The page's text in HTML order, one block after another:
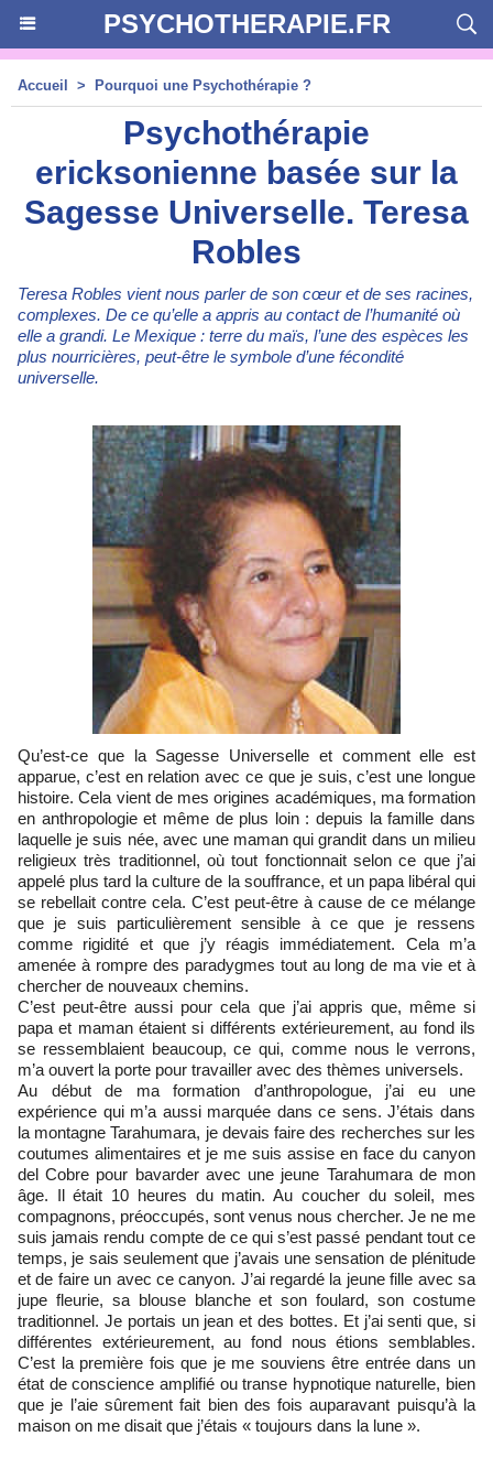
PSYCHOTHERAPIE.FR
Accueil > Pourquoi une Psychothérapie ?
Psychothérapie
ericksonienne basée sur la
Sagesse Universelle. Teresa
Robles
Teresa Robles vient nous parler de son cœur et de ses racines,
complexes. De ce qu’elle a appris au contact de l’humanité où
elle a grandi. Le Mexique : terre du maïs, l’une des espèces les
plus nourricières, peut-être le symbole d’une fécondité
universelle.
Qu’est-ce que la Sagesse Universelle et comment elle est
apparue, c’est en relation avec ce que je suis, c’est une longue
histoire. Cela vient de mes origines académiques, ma formation
en anthropologie et même de plus loin : depuis la famille dans
laquelle je suis née, avec une maman qui grandit dans un milieu
religieux très traditionnel, où tout fonctionnait selon ce que j’ai
appelé plus tard la culture de la souffrance, et un papa libéral qui
se rebellait contre cela. C’est peut-être à cause de ce mélange
que je suis particulièrement sensible à ce que je ressens
comme rigidité et que j’y réagis immédiatement. Cela m’a
amenée à rompre des paradygmes tout au long de ma vie et à
chercher de nouveaux chemins.
C’est peut-être aussi pour cela que j’ai appris que, même si
papa et maman étaient si différents extérieurement, au fond ils
se ressemblaient beaucoup, ce qui, comme nous le verrons,
m’a ouvert la porte pour travailler avec des thèmes universels.
Au début de ma formation d’anthropologue, j’ai eu une
expérience qui m’a aussi marquée dans ce sens. J’étais dans
la montagne Tarahumara, je devais faire des recherches sur les
coutumes alimentaires et je me suis assise en face du canyon
del Cobre pour bavarder avec une jeune Tarahumara de mon
âge. Il était 10 heures du matin. Au coucher du soleil, mes
compagnons, préoccupés, sont venus nous chercher. Je ne me
suis jamais rendu compte de ce qui s’est passé pendant tout ce
temps, je sais seulement que j’avais une sensation de plénitude
et de faire un avec ce canyon. J’ai regardé la jeune fille avec sa
jupe fleurie, sa blouse blanche et son foulard, son costume
traditionnel. Je portais un jean et des bottes. Et j’ai senti que, si
différentes extérieurement, au fond nous étions semblables.
C’est la première fois que je me souviens être entrée dans un
état de conscience amplifié ou transe hypnotique naturelle, bien
que je l’aie sûrement fait bien des fois auparavant puisqu’à la
maison on me disait que j’étais « toujours dans la lune ».